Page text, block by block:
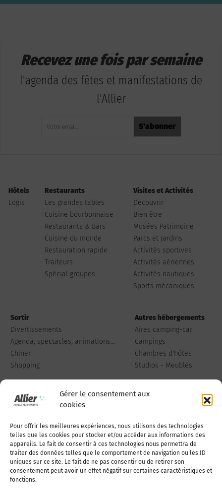
Gérer le consentement aux
cookies
Pour offrir les meilleures expériences, nous utilisons des technologies
telles que les cookies pour stocker et/ou accéder aux informations des
appareils. Le fait de consentir à ces technologies nous permettra de
traiter des données telles que le comportement de navigation ou les ID
uniques sur ce site. Le fait de ne pas consentir ou de retirer son
consentement peut avoir un effet négatif sur certaines caractéristiques et
fonctions.
Recevez une fois par semaine
l'agenda des fêtes et manifestations de
l'Allier
Hôtels
Logis
Restaurants
Les grandes tables
Cuisine bourbonnaise
Restaurants & Bars
Cuisine du monde
Restauration rapide
Traiteurs
Spécial groupes
Visites et Activités
Découvrir
Bien être
Musées Patrimoine
Parcs et Jardins
Activités sportives
Activités aériennes
Activités nautiques
Sports mécaniques
Sortir
Divertissements
Agenda, spectacles, animations...
Chiner
Shopping
Autres hébergements
Aires camping-car
Campings
Chambres d'hôtes
Studios - Meublés
Qui sommes-nous Publiez votre annonce
Adhérer à l’association Nous contacter